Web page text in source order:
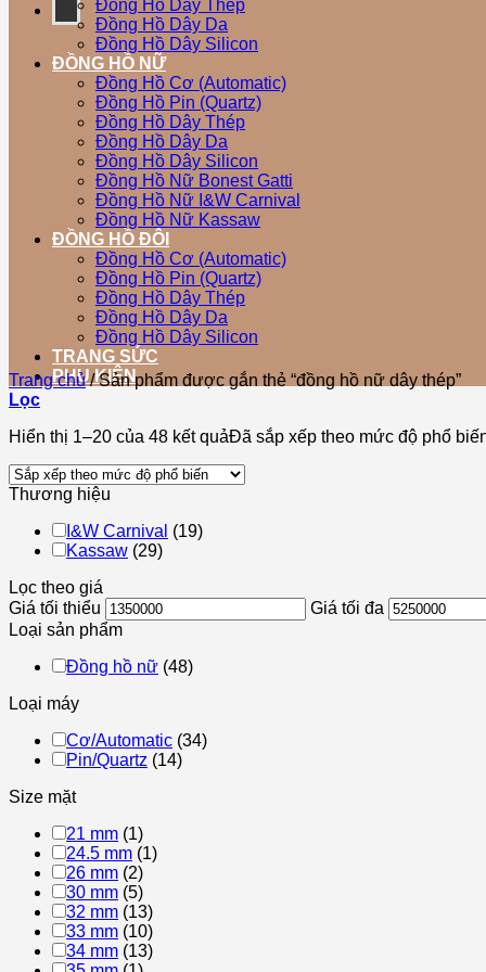
Đồng Hồ Dây Thép
Đồng Hồ Dây Da
Đồng Hồ Dây Silicon
ĐỒNG HỒ NỮ
Đồng Hồ Cơ (Automatic)
Đồng Hồ Pin (Quartz)
Đồng Hồ Dây Thép
Đồng Hồ Dây Da
Đồng Hồ Dây Silicon
Đồng Hồ Nữ Bonest Gatti
Đồng Hồ Nữ I&W Carnival
Đồng Hồ Nữ Kassaw
ĐỒNG HỒ ĐÔI
Đồng Hồ Cơ (Automatic)
Đồng Hồ Pin (Quartz)
Đồng Hồ Dây Thép
Đồng Hồ Dây Da
Đồng Hồ Dây Silicon
TRANG SỨC
PHỤ KIỆN
Trang chủ /Sản phẩm được gắn thẻ “đồng hồ nữ dây thép”
Lọc
Hiển thị 1–20 của 48 kết quảĐã sắp xếp theo mức độ phổ
Thương hiệu
I&W Carnival (19)
Kassaw (29)
Lọc theo giá
Giá tối thiểu
Giá tối đa
Loại sản phẩm
Đồng hồ nữ (48)
Loại máy
Cơ/Automatic (34)
Pin/Quartz (14)
Size mặt
21 mm (1)
24.5 mm (1)
26 mm (2)
30 mm (5)
32 mm (13)
33 mm (10)
34 mm (13)